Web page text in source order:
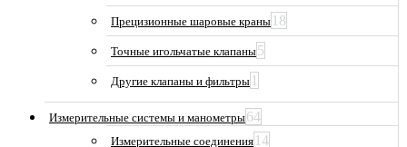
Прецизионные шаровые краны 18
Точные игольчатые клапаны5
Другие клапаны и фильтры 1
Измерительные системы и манометры64
Измерительные соединения 14